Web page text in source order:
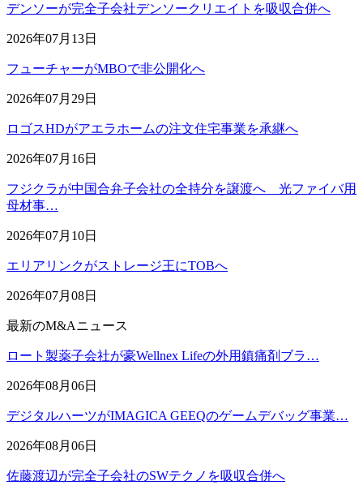
デンソーが完全子会社デンソークリエイトを吸収合併へ
2026年07月13日
フューチャーがMBOで非公開化へ
2026年07月29日
ロゴスHDがアエラホームの注文住宅事業を承継へ
2026年07月16日
フジクラが中国合弁子会社の全持分を譲渡へ 光ファイバ用
母材事…
2026年07月10日
エリアリンクがストレージ王にTOBへ
2026年07月08日
最新のM&Aニュース
ロート製薬子会社が豪Wellnex Lifeの外用鎮痛剤ブラ…
2026年08月06日
デジタルハーツがIMAGICA GEEQのゲームデバッグ事業…
2026年08月06日
佐藤渡辺が完全子会社のSWテクノを吸収合併へ